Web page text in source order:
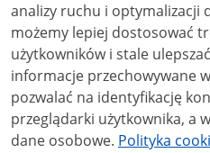
analizy ruchu i optymalizacji
możemy lepiej dostosować
użytkowników i stale ulepszać nasze
informacje przechowywane
pozwalać na identyfikację
przeglądarki użytkownika, a
dane osobowe. Polityka